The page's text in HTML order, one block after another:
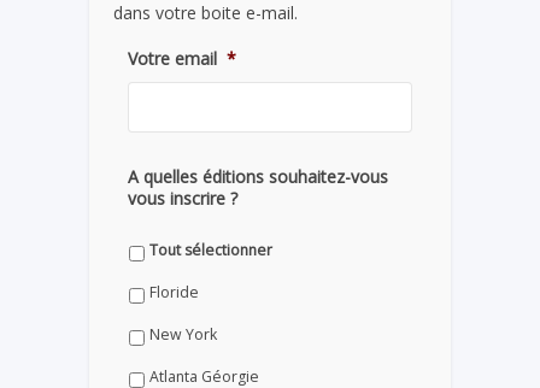
dans votre boite e-mail.
Votre email *
A quelles éditions souhaitez-vous
vous inscrire ?
Tout sélectionner
Floride
New York
Atlanta Géorgie